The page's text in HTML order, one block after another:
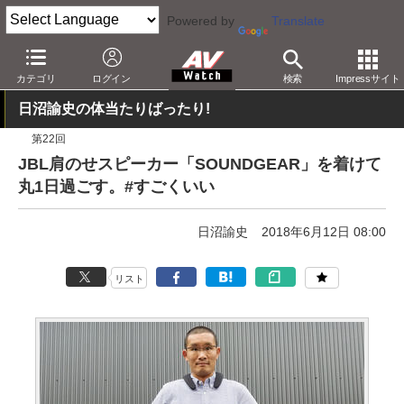
Powered by Translate
カテゴリ ログイン 検索 Impressサイト
AV Watch 製品 Bluetoothスピーカー
日沼諭史の体当たりばったり!
第22回
JBL肩のせスピーカー「SOUNDGEAR」を着けて
丸1日過ごす。#すごくいい
日沼諭史 2018年6月12日 08:00
リスト